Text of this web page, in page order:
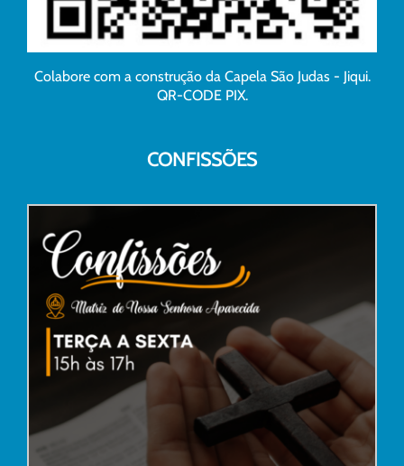
Colabore com a construção da Capela São Judas - Jiqui.
QR-CODE PIX.
CONFISSÕES